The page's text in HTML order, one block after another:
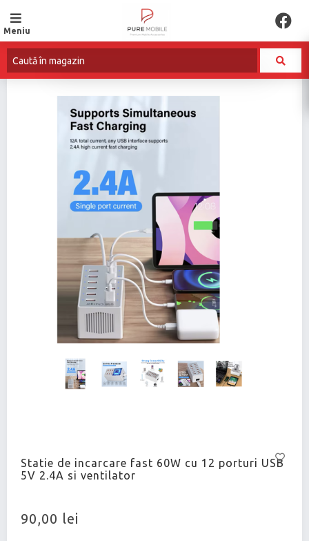
Meniu
Statie de incarcare fast 60W cu 12 porturi USB
5V 2.4A si ventilator
90,00 lei